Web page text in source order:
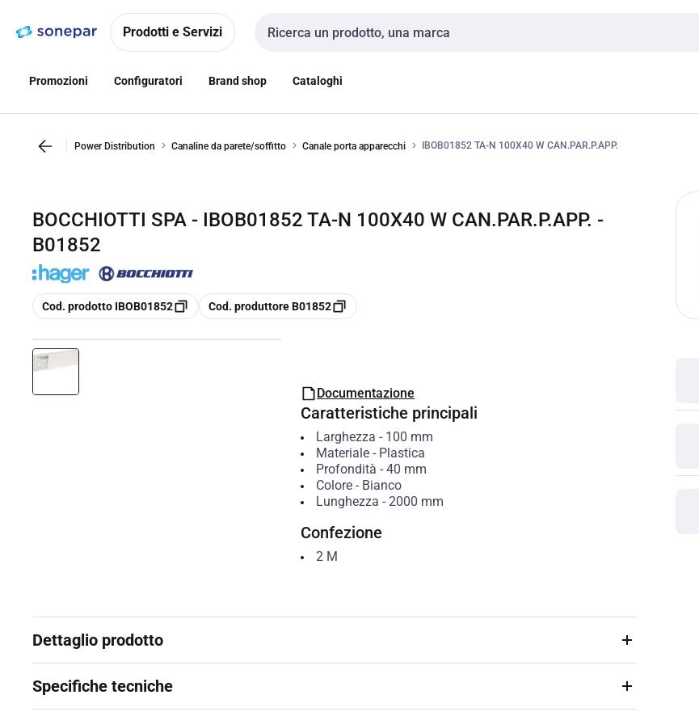
navigazionealla
Prodotti e Servizi
Cerca input
Promozioni Configuratori Brand shop Cataloghi
Power Distribution Canaline da parete/soffitto Canale porta apparecchi IBOB01852 TA-N 100X40 W CAN.PAR.P.APP.
BOCCHIOTTI SPA - IBOB01852 TA-N 100X40 W CAN.PAR.P.APP. -
B01852
copia
Cod. prodotto IBOB01852 copia
Cod. produttore B01852
Documentazione
Caratteristiche principali
Larghezza - 100 mm
Materiale- Plastica
Profondità - 40 mm
Colore- Bianco
Lunghezza - 2000 mm
Confezione
2 M
Dettaglio prodotto
Specifiche tecniche